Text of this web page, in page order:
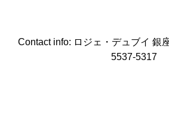
Contact info: ロジェ・デュブイ 銀
5537-5317